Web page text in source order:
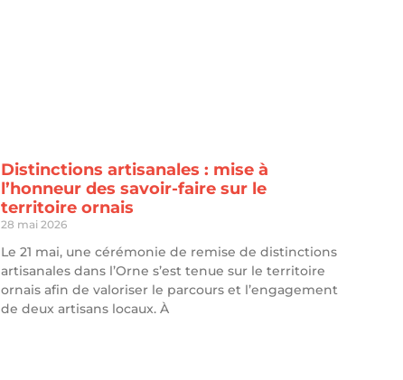
Distinctions artisanales : mise à
l’honneur des savoir-faire sur le
territoire ornais
28 mai 2026
Le 21 mai, une cérémonie de remise de distinctions
artisanales dans l’Orne s’est tenue sur le territoire
ornais afin de valoriser le parcours et l’engagement
de deux artisans locaux. À